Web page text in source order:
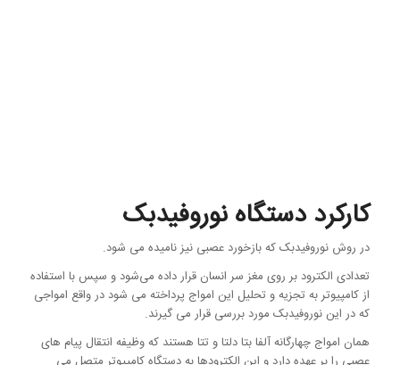
کارکرد دستگاه نوروفیدبک
در روش نوروفیدبک که بازخورد عصبی نیز نامیده می شود.
تعدادی الکترود بر روی مغز سر انسان قرار داده می‌شود و سپس با استفاده
از کامپیوتر به تجزیه و تحلیل این امواج پرداخته می شود در واقع امواجی
که در این نوروفیدبک مورد بررسی قرار می گیرند.
همان امواج چهارگانه آلفا بتا دلتا و تتا هستند که وظیفه انتقال پیام های